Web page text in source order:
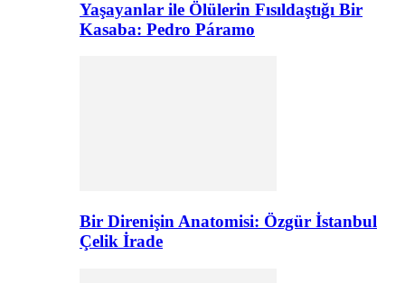
Yaşayanlar ile Ölülerin Fısıldaştığı Bir
Kasaba: Pedro Páramo
Bir Direnişin Anatomisi: Özgür İstanbul
Çelik İrade